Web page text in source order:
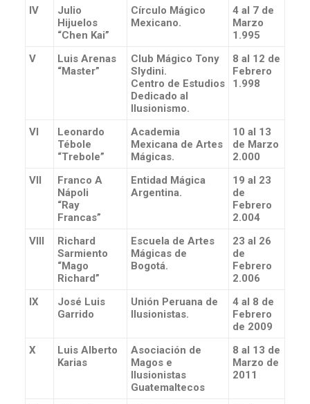
IV
Julio
Hijuelos
“Chen Kai”
Círculo Mágico
Mexicano.
4 al 7 de
Marzo
1.995
V
Luis Arenas
“Master”
Club Mágico Tony
Slydini.
Centro de Estudios
Dedicado al
Ilusionismo.
8 al 12 de
Febrero
1.998
VI
Leonardo
Tébole
“Trebole”
Academia
Mexicana de Artes
Mágicas.
10 al 13
de Marzo
2.000
VII
Franco A
Nápoli
“Ray
Francas”
Entidad Mágica
Argentina.
19 al 23
de
Febrero
2.004
VIII
Richard
Sarmiento
“Mago
Richard”
Escuela de Artes
Mágicas de
Bogotá.
23 al 26
de
Febrero
2.006
IX
José Luis
Garrido
Unión Peruana de
Ilusionistas.
4 al 8 de
Febrero
de 2009
X
Luis Alberto
Karias
Asociación de
Magos e
Ilusionistas
Guatemaltecos
8 al 13 de
Marzo de
2011